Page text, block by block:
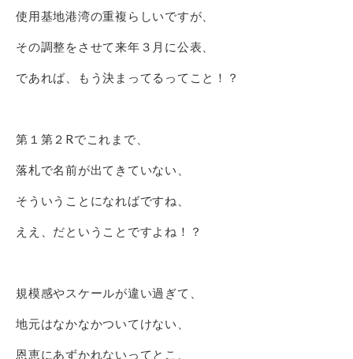
使用基地港湾の重複らしいですが、
その調整をさせて来年３月に公表、
であれば、もう決まってるってこと！？
第１第２Rでこれまで、
落札で名前が出てきていない、
そういうことになればですね、
ええ、だということですよね！？
規模感やスケールが違い過ぎて、
地元はなかなかついてけない、
恩恵にあずかれないってとこ、